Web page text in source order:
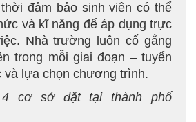
đảm bảo sinh viên có thể
và kĩ năng để áp dụng trực
Nhà trường luôn cố gắng
trong mỗi giai đoạn – tuyển
và lựa chọn chương trình.
cơ sở đặt tại thành phố